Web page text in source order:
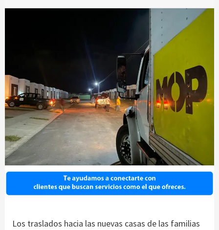
Los traslados hacia las nuevas casas de las familias